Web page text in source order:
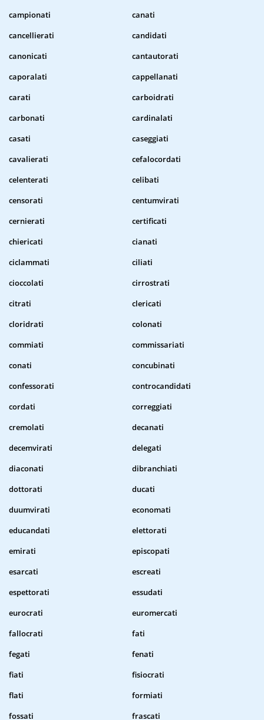
campionati
canati
cancellierati
candidati
canonicati
cantautorati
caporalati
cappellanati
carati
carboidrati
carbonati
cardinalati
casati
caseggiati
cavalierati
cefalocordati
celenterati
celibati
censorati
centumvirati
cernierati
certificati
chiericati
cianati
ciclammati
ciliati
cioccolati
cirrostrati
citrati
clericati
cloridrati
colonati
commiati
commissariati
conati
concubinati
confessorati
controcandidati
cordati
correggiati
cremolati
decanati
decemvirati
delegati
diaconati
dibranchiati
dottorati
ducati
duumvirati
economati
educandati
elettorati
emirati
episcopati
esarcati
escreati
espettorati
essudati
eurocrati
euromercati
fallocrati
fati
fegati
fenati
fiati
fisiocrati
flati
formiati
fossati
frascati